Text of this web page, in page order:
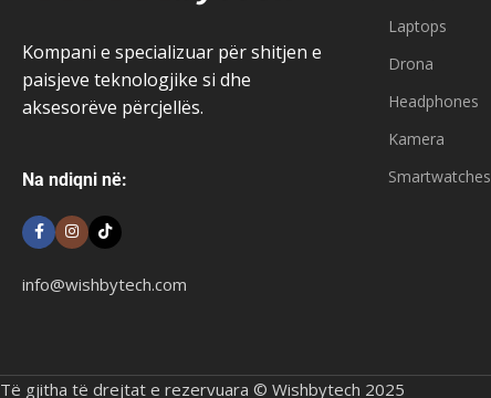
Kompani e specializuar për shitjen e
paisjeve teknologjike si dhe
aksesorëve përcjellës.
Na ndiqni në:
info@wishbytech.com
Laptops
Drona
Headphones
Kamera
Smartwatches
Të gjitha të drejtat e rezervuara © Wishbytech 2025